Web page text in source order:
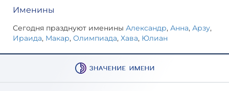
Именины
Сегодня празднуют именины Александр, Анна, Арзу,
Ираида, Макар, Олимпиада, Хава, Юлиан